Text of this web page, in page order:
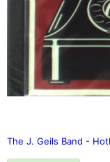
The J. Geils Band -